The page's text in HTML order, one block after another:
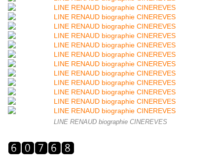
LINE RENAUD biographie CINEREVES